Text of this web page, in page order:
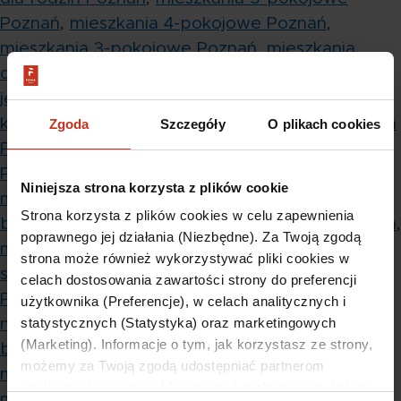
Zgoda Szczegóły O plikach cookies
Niniejsza strona korzysta z plików cookie
Strona korzysta z plików cookies w celu zapewnienia
poprawnego jej działania (Niezbędne). Za Twoją zgodą
strona może również wykorzystywać pliki cookies w
celach dostosowania zawartości strony do preferencji
użytkownika (Preferencje), w celach analitycznych i
statystycznych (Statystyka) oraz marketingowych
(Marketing). Informacje o tym, jak korzystasz ze strony,
możemy za Twoją zgodą udostępniać partnerom
Poznań, mieszkania 4-pokojowe Poznań,
mieszkania 3-pokojowe Poznań,mieszkania
dwupokojowe Poznań
jednopokojowe Poznań,mieszkania
kompaktowe Poznań,mieszkania blisko centrum
Poznań,mieszkania od dewelopera
Poznań
mieszkania z kuchnią Poznań
balkonem Poznań,mieszkania z tarasem Poznań,
mieszkania z garażem Poznań
,
mieszkania
stylowe Poznańinowoczesne mieszkania
Poznań,mieszkania Poznań Dąbrowskiego
nowoczesne osiedle Poznań ,mieszkania z
boksem rowerowym i rowerownią Poznań,
mieszkania z monitoringiem Poznań,nowe